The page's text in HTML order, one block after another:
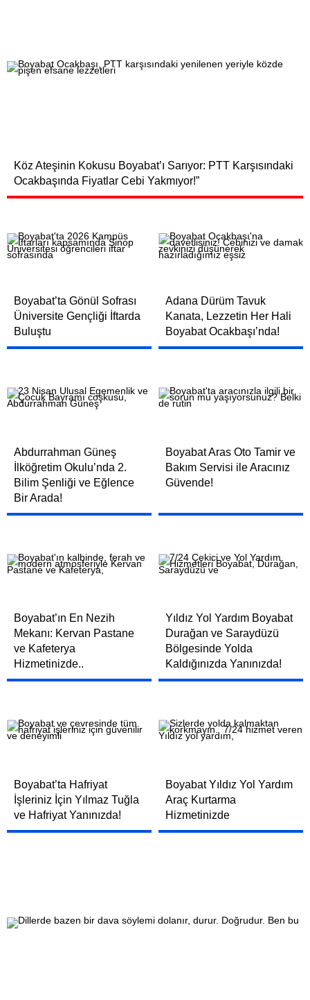
Köz Ateşinin Kokusu Boyabat’ı Sarıyor: PTT Karşısındaki
Ocakbaşında Fiyatlar Cebi Yakmıyor!”
Boyabat’ta Gönül Sofrası
Üniversite Gençliği İftarda
Buluştu
Adana Dürüm Tavuk
Kanata, Lezzetin Her Hali
Boyabat Ocakbaşı’nda!
Abdurrahman Güneş
İlköğretim Okulu’nda 2.
Bilim Şenliği ve Eğlence
Bir Arada!
Boyabat Aras Oto Tamir ve
Bakım Servisi ile Aracınız
Güvende!
Boyabat’ın En Nezih
Mekanı: Kervan Pastane
ve Kafeterya
Hizmetinizde..
Yıldız Yol Yardım Boyabat
Durağan ve Saraydüzü
Bölgesinde Yolda
Kaldığınızda Yanınızda!
Boyabat’ta Hafriyat
İşleriniz İçin Yılmaz Tuğla
ve Hafriyat Yanınızda!
Boyabat Yıldız Yol Yardım
Araç Kurtarma
Hizmetinizde